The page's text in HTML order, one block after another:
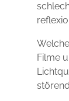
Filme